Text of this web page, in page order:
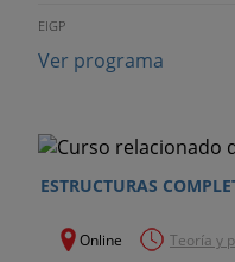
EIGP
Ver programa
ESTRUCTURAS
Online Teoría y